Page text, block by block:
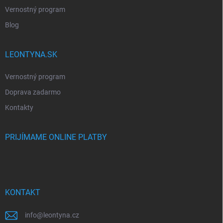
Vernostný program
Blog
LEONTYNA.SK
Vernostný program
Doprava zadarmo
Kontakty
PRIJÍMAME ONLINE PLATBY
KONTAKT
info@ leontyna.cz